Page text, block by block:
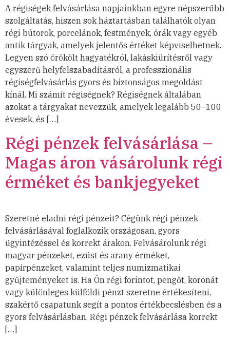
A régiségek felvásárlása napjainkban egyre népszerűbb
szolgáltatás, hiszen sok háztartásban találhatók olyan
régi bútorok, porcelánok, festmények, órák vagy egyéb
antik tárgyak, amelyek jelentős értéket képviselhetnek.
Legyen szó örökölt hagyatékról, lakáskiürítésről vagy
egyszerű helyfelszabadításról, a professzionális
régiségfelvásárlás gyors és biztonságos megoldást
kínál. Mi számít régiségnek? Régiségnek általában
azokat a tárgyakat nevezzük, amelyek legalább 50–100
évesek, és […]
Régi pénzek felvásárlása –
Magas áron vásárolunk régi
érméket és bankjegyeket
Szeretné eladni régi pénzeit? Cégünk régi pénzek
felvásárlásával foglalkozik országosan, gyors
ügyintézéssel és korrekt árakon. Felvásárolunk régi
magyar pénzeket, ezüst és arany érméket,
papírpénzeket, valamint teljes numizmatikai
gyűjteményeket is. Ha Ön régi forintot, pengőt, koronát
vagy különleges külföldi pénzt szeretne értékesíteni,
szakértő csapatunk segít a pontos értékbecslésben és a
gyors felvásárlásban. Régi pénzek felvásárlása korrekt
[…]